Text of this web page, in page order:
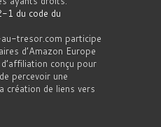
1 du code du
tresor.com participe
d’Amazon Europe
conçu pour
percevoir une
création de liens vers